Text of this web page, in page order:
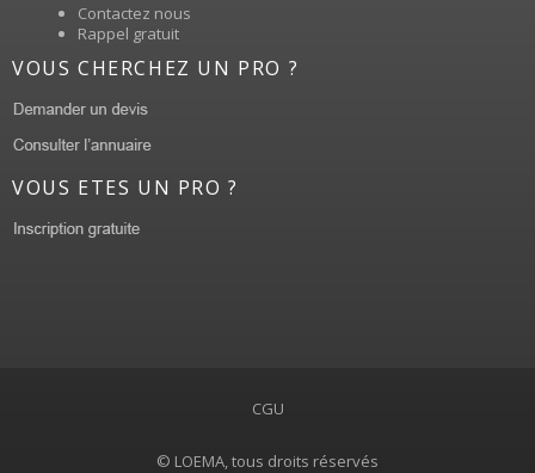
Contactez nous
Rappel gratuit
VOUS CHERCHEZ UN PRO ?
VOUS ETES UN PRO ?
CGU
© LOEMA, tous droits réservés